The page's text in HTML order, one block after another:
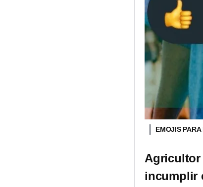
EMOJIS
Agricultor
incumplir